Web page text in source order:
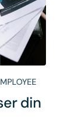
din